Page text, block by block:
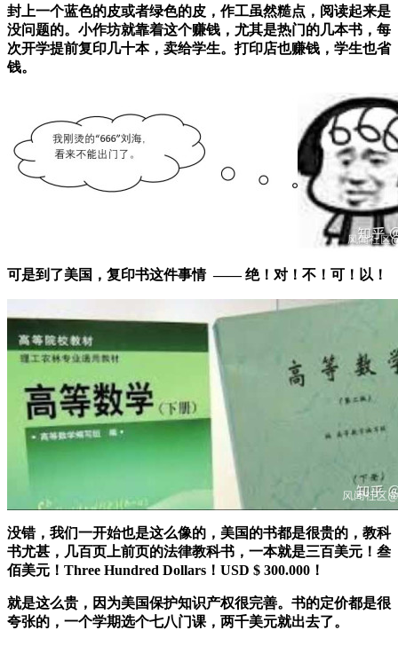
封上一个蓝色的皮或者绿色的皮，作工虽然糙点，阅读起来是
没问题的。小作坊就靠着这个赚钱，尤其是热门的几本书，每
次开学提前复印几十本，卖给学生。打印店也赚钱，学生也省
钱。
可是到了美国，复印书这件事情 ——绝！对！不！可！以！
没错，我们一开始也是这么像的，美国的书都是很贵的，教科
书尤甚，几百页上前页的法律教科书，一本就是三百美元！叁
佰美元！Three Hundred Dollars！USD $ 300.000！
就是这么贵，因为美国保护知识产权很完善。书的定价都是很
夸张的，一个学期选个七八门课，两千美元就出去了。